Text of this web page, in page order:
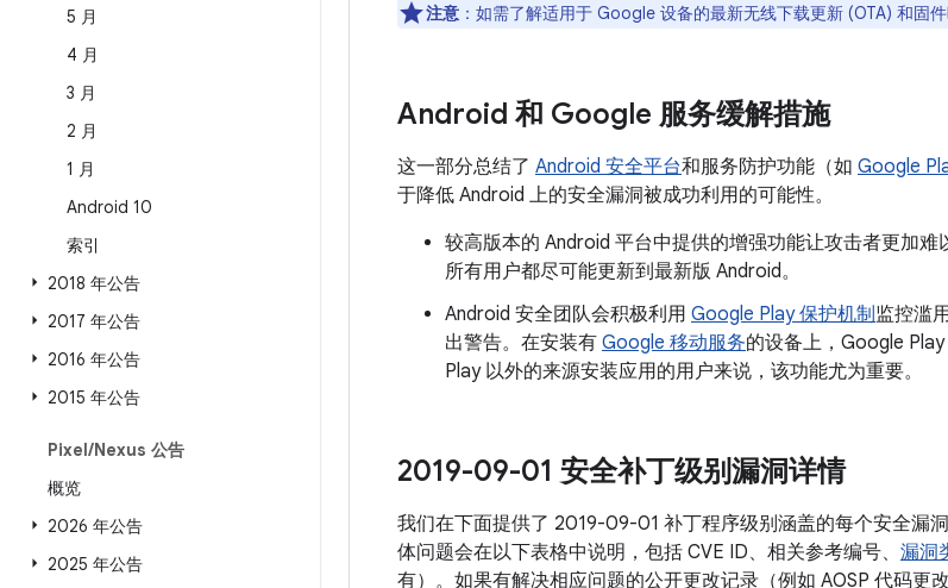
5 月
4 月
3 月
2 月
1 月
Android 10
索引
2018 年公告
2017 年公告
2016 年公告
2015 年公告
Pixel/Nexus 公告
概览
2026 年公告
2025 年公告
注意 ：如需了解适用于 Google 设备的最新无线下载更新 (OTA) 和固
Android 和 Google 服务缓解措施
这一部分总结了 Android 安全平台和服务防护功能（如 Google
于降低 Android 上的安全漏洞被成功利用的可能性。
较高版本的 Android 平台中提供的增强功能让攻击者更加
所有用户都尽可能更新到最新版 Android。
Android 安全团队会积极利用 Google Play 保护机制监控滥
出警告。在安装有 Google 移动服务的设备上，Google
Play 以外的来源安装应用的用户来说，该功能尤为重要。
2019-09-01 安全补丁级别漏洞详情
我们在下面提供了 2019-09-01 补丁程序级别涵盖的每个安全漏
体问题会在以下表格中说明，包括 CVE ID、相关参考编号、 漏洞
有）。如果有解决相应问题的公开更改记录（例如 AOSP 代码更